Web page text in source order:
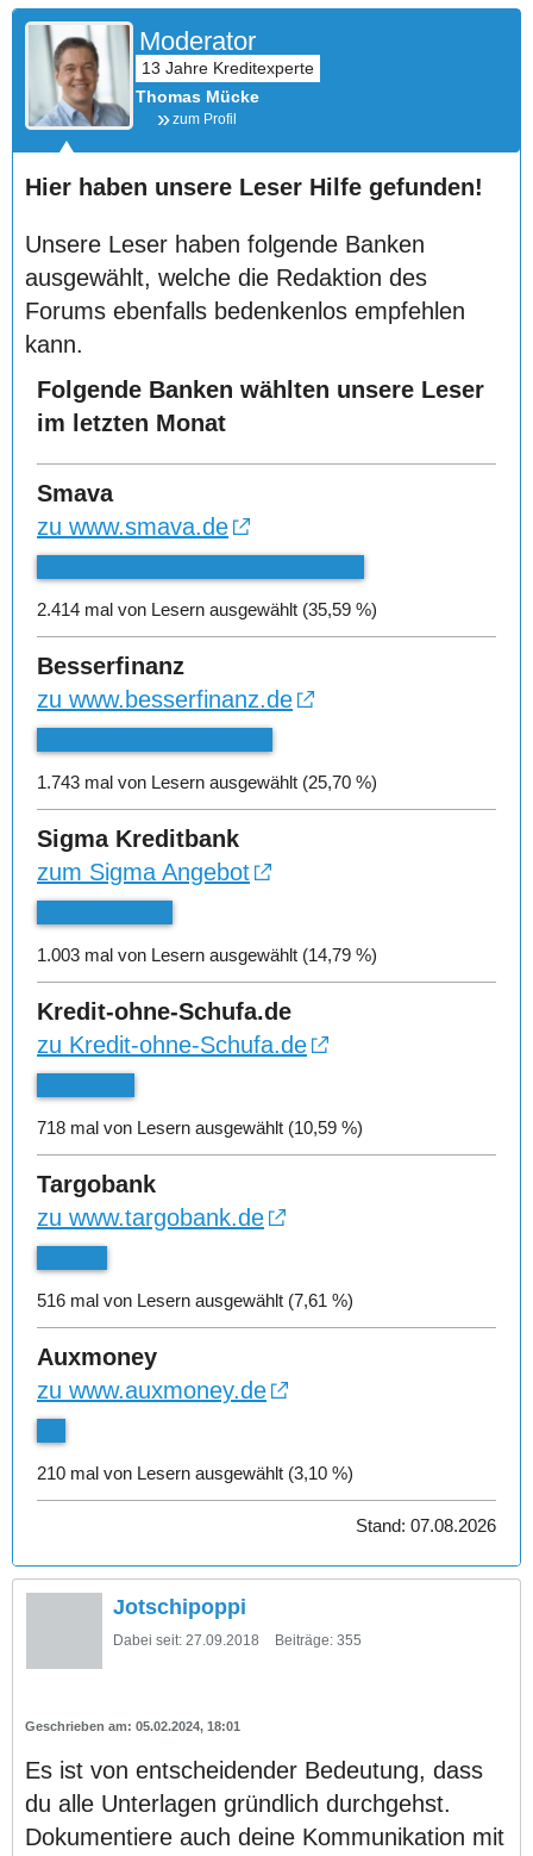
Moderator
Thomas Mücke
zum Profil
Hier haben unsere Leser Hilfe gefunden!
Unsere Leser haben folgende Banken
ausgewählt, welche die Redaktion des
Forums ebenfalls bedenkenlos empfehlen
kann.
Folgende Banken wählten unsere Leser
im letzten Monat
Smava
zu www.smava.de
2.414 mal von Lesern ausgewählt (35,59 %)
Besserfinanz
zu www.besserfinanz.de
1.743 mal von Lesern ausgewählt (25,70 %)
Sigma Kreditbank
zum Sigma Angebot
1.003 mal von Lesern ausgewählt (14,79 %)
Kredit-ohne-Schufa.de
zu Kredit-ohne-Schufa.de
718 mal von Lesern ausgewählt (10,59 %)
Targobank
zu www.targobank.de
516 mal von Lesern ausgewählt (7,61 %)
Auxmoney
zu www.auxmoney.de
210 mal von Lesern ausgewählt (3,10 %)
Stand: 07.08.2026
Jotschipoppi
Dabei seit: 27.09.2018 Beiträge: 355
05.02.2024, 18:01
Es ist von entscheidender Bedeutung, dass
du alle Unterlagen gründlich durchgehst.
Dokumentiere auch deine Kommunikation mit